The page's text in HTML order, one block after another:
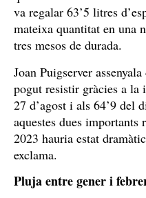
va regalar 63’5 litres
mateixa quantitat en una
tres mesos de durada.
Joan Puigserver
pogut resistir gràcies a la
27 d’agost i als 64’9 del
aquestes dues importants
2023 hauria estat
exclama.
Pluja entre gener i